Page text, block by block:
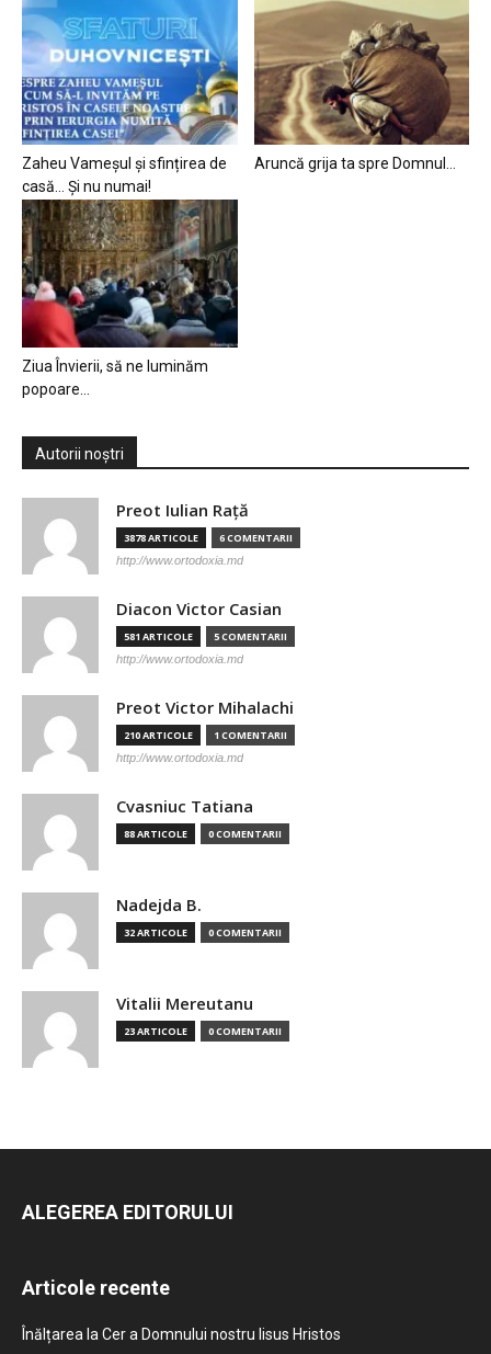
Zaheu Vameșul și sfințirea de
casă… Și nu numai!
Aruncă grija ta spre Domnul…
Ziua Învierii, să ne luminăm
popoare…
Autorii noștri
Preot Iulian Raţă
3878 ARTICOLE 6 COMENTARII
http://www.ortodoxia.md
Diacon Victor Casian
581 ARTICOLE 5 COMENTARII
http://www.ortodoxia.md
Preot Victor Mihalachi
210 ARTICOLE 1 COMENTARII
http://www.ortodoxia.md
Cvasniuc Tatiana
88 ARTICOLE 0 COMENTARII
Nadejda B.
32 ARTICOLE 0 COMENTARII
Vitalii Mereutanu
23 ARTICOLE 0 COMENTARII
ALEGEREA EDITORULUI
Articole recente
Înălțarea la Cer a Domnului nostru Iisus Hristos